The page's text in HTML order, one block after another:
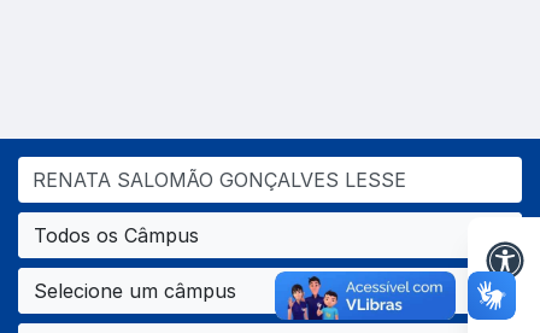
Todos os Câmpus
Selecione um câmpus